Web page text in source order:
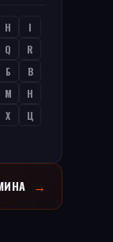
H
I
Q
R
Б
В
М
Н
Х
Ц
→